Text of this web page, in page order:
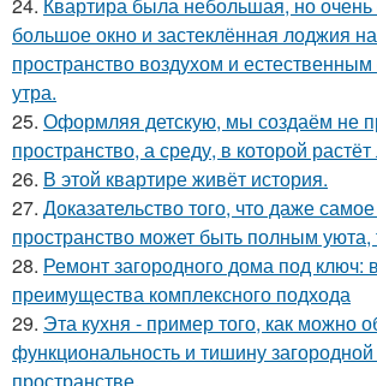
большое окно и застеклённая лоджия
пространство воздухом и
утра.
25. Оформляя детскую, мы создаём не
пространство, а среду, в которой растёт
26. В этой квартире живёт история.
27. Доказательство того, что даже
пространство может быть полным уюта,
28. Ремонт загородного дома под ключ:
преимущества комплексного подхода
29. Эта кухня - пример того, как можно
функциональность и тишину